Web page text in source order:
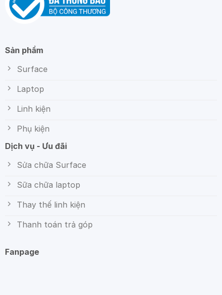
Sản phẩm
Surface
Laptop
Linh kiện
Phụ kiện
Dịch vụ - Ưu đãi
Sửa chữa Surface
Sữa chữa laptop
Thay thế linh kiện
Thanh toán trả góp
Fanpage